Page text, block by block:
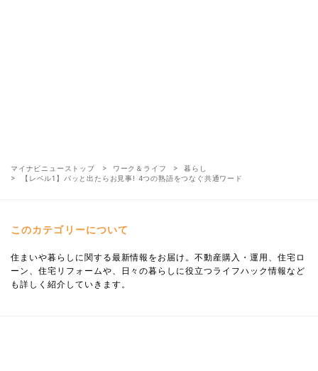
マイナビニューストップ ワーク＆ライフ
暮らし
【レベル1】パッと出たらお見事! 4つの熟語をつなぐ共通ワード
このカテゴリーについて
住まいや暮らしに関する最新情報をお届け。不動産購入・運用、住宅ロ
ーン、住宅リフォームや、日々の暮らしに役立つライフハック情報など
も詳しく紹介していきます。